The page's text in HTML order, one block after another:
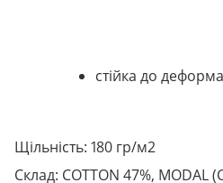
стійка до
Щільність: 180 гр/м2
Склад: COTTON 47%, MODAL